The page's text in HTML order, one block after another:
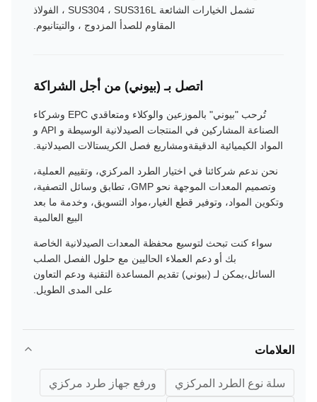
تشمل الخيارات الشائعة SUS304 ، SUS316L ، الفولاذ
المقاوم للصدأ المزدوج ، والتيتانيوم.
اتصل بـ (بيوني) من أجل الشراكة
تُرحب "بيوني" بالموزعين والوكلاء ومتعاقدي EPC وشركاء
الصناعة المشاركين في المنتجات الصيدلانية الوسيطة و API و
المواد الكيميائية الدقيقةومشاريع فصل الكريستالات الصيدلانية.
نحن ندعم شركائنا في اختيار الطرد المركزي، وتقييم العملية،
وتصميم المعدات الموجهة نحو GMP، تطابق وسائل التصفية،
وتكوين المواد، وتوفير قطع الغيار،مواد التسويق، وخدمة ما بعد
البيع العالمية
سواء كنت تبحث لتوسيع محفظة المعدات الصيدلانية الخاصة
بك أو دعم العملاء الحاليين مع حلول الفصل الصلب
السائل،يمكن لـ (بيوني) تقديم المساعدة التقنية ودعم التعاون
على المدى الطويل.
العلامات
سلة نوع الطرد المركزي
ورفع جهاز طرد مركزي